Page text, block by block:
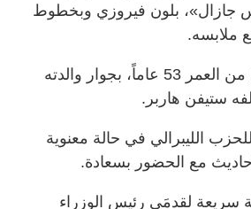
جازال»، بلون فيروزي وبخطوط
ملابسه.
وجلس الرجل، البالغ من العمر 53 عاماً، بجوار والدته
ستيفن هاربر.
الليبرالي في حالة معنوية
مع الحضور بسعادة.
سريعة لقدمَي رئيس الوزراء